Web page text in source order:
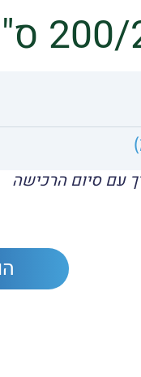
עם סיום הרכישה